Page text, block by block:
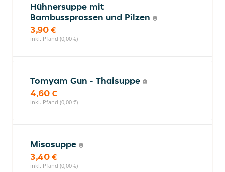
Hühnersuppe mit
Bambussprossen und Pilzen
3,90 €
inkl. Pfand (0,00 €)
Tomyam Gun - Thaisuppe
4,60 €
inkl. Pfand (0,00 €)
Misosuppe
3,40 €
inkl. Pfand (0,00 €)